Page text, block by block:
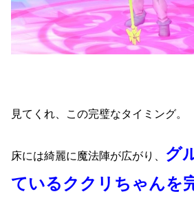
見てくれ、この完璧なタイミング。
床には綺麗に魔法陣が広がり、
グ
ているククリちゃんを